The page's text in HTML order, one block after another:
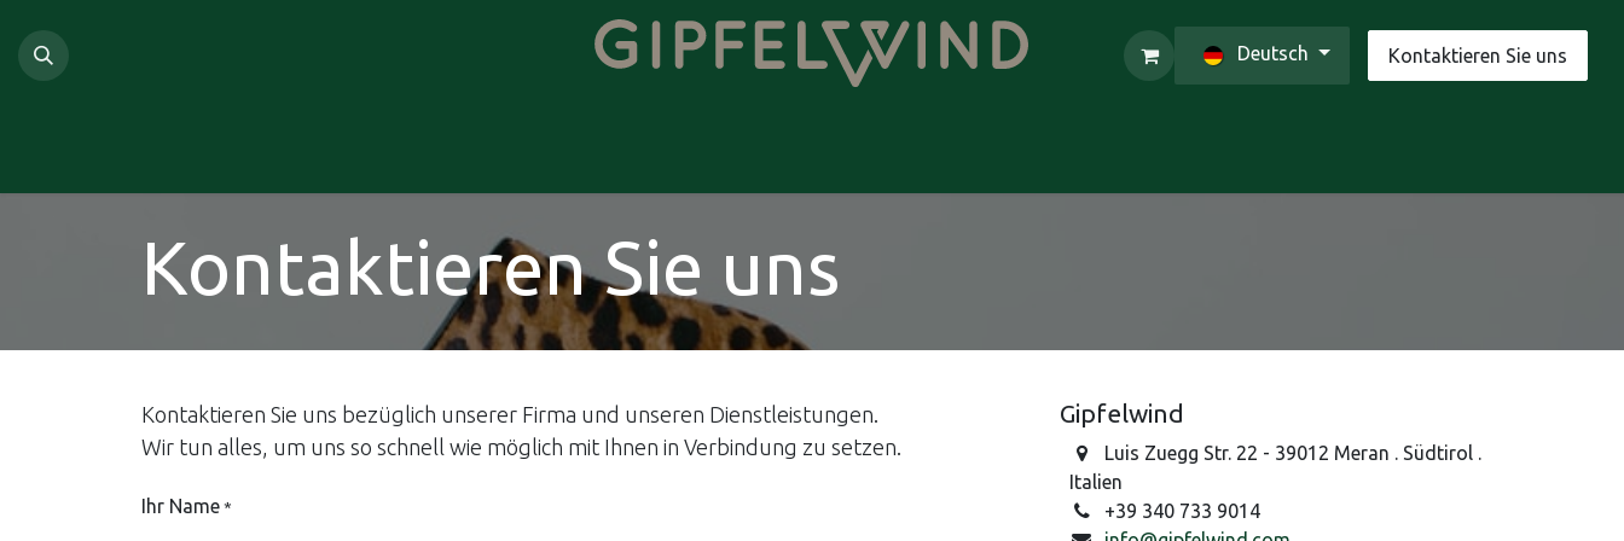
Deutsch
Kontaktieren Sie uns
Kontaktieren Sie uns
Kontaktieren Sie uns bezüglich unserer Firma und unseren Dienstleistungen.
Wir tun alles, um uns so schnell wie möglich mit Ihnen in Verbindung zu setzen.
Ihr Name*
Gipfelwind
Luis Zuegg Str. 22 - 39012 Meran . Südtirol .
Italien
+39 340 733 9014